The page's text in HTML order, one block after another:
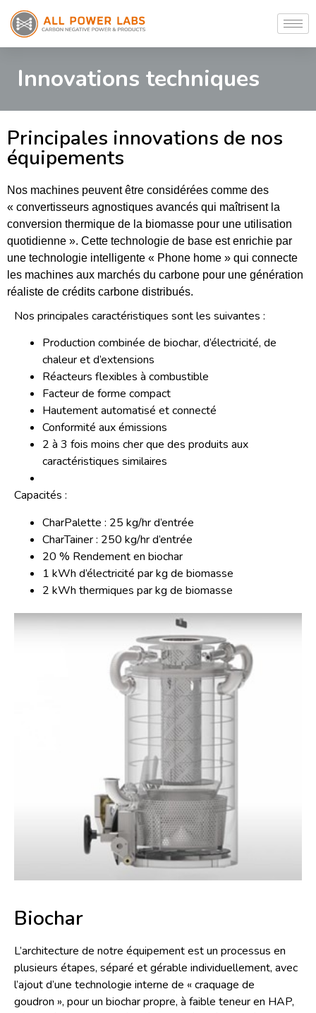
Innovations techniques
Principales innovations de nos
équipements
Nos machines peuvent être considérées comme des
« convertisseurs agnostiques avancés qui maîtrisent la
conversion thermique de la biomasse pour une utilisation
quotidienne ». Cette technologie de base est enrichie par
une technologie intelligente « Phone home » qui connecte
les machines aux marchés du carbone pour une génération
réaliste de crédits carbone distribués.
Nos principales caractéristiques sont les suivantes :
Production combinée de biochar, d’électricité, de
chaleur et d’extensions
Réacteurs flexibles à combustible
Facteur de forme compact
Hautement automatisé et connecté
Conformité aux émissions
2 à 3 fois moins cher que des produits aux
caractéristiques similaires
Capacités :
CharPalette : 25 kg/hr d’entrée
CharTainer : 250 kg/hr d’entrée
20 % Rendement en biochar
1 kWh d’électricité par kg de biomasse
2 kWh thermiques par kg de biomasse
Biochar
L’architecture de notre équipement est un processus en
plusieurs étapes, séparé et gérable individuellement, avec
l’ajout d’une technologie interne de « craquage de
goudron », pour un biochar propre, à faible teneur en HAP,